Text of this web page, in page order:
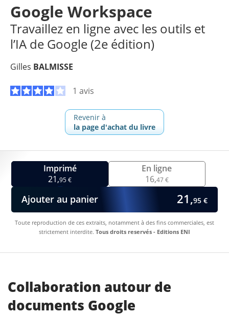
Google Workspace
Travaillez en ligne avec les outils et
l’IA de Google (2e édition)
Gilles BALMISSE
1 avis
Revenir à
la page d'achat du livre
Imprimé
21,95 €
En ligne
16,47 €
Ajouter au panier 21,95 €
Toute reproduction de ces extraits, notamment à des fins commerciales, est
strictement interdite. Tous droits reservés - Editions ENI
Collaboration autour de
documents Google